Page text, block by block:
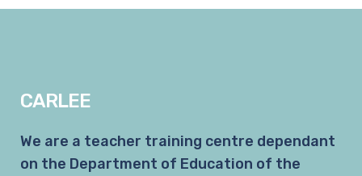
CARLEE
We are a teacher training centre dependant
on the Department of Education of the